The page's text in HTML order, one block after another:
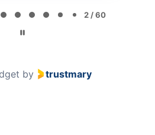
2 / 60
by trustmary